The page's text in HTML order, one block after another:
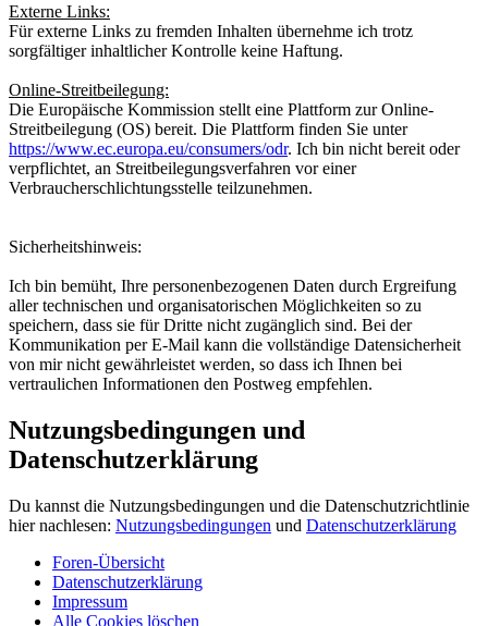
Externe Links:
Für externe Links zu fremden Inhalten übernehme ich trotz
sorgfältiger inhaltlicher Kontrolle keine Haftung.
Online-Streitbeilegung:
Die Europäische Kommission stellt eine Plattform zur Online-
Streitbeilegung (OS) bereit. Die Plattform finden Sie unter
https://www.ec.europa.eu/consumers/odr. Ich bin nicht bereit oder
verpflichtet, an Streitbeilegungsverfahren vor einer
Verbraucherschlichtungsstelle teilzunehmen.
Sicherheitshinweis:
Ich bin bemüht, Ihre personenbezogenen Daten durch Ergreifung
aller technischen und organisatorischen Möglichkeiten so zu
speichern, dass sie für Dritte nicht zugänglich sind. Bei der
Kommunikation per E-Mail kann die vollständige Datensicherheit
von mir nicht gewährleistet werden, so dass ich Ihnen bei
vertraulichen Informationen den Postweg empfehlen.
Nutzungsbedingungen und
Datenschutzerklärung
Du kannst die Nutzungsbedingungen und die Datenschutzrichtlinie
hier nachlesen: Nutzungsbedingungen und Datenschutzerklärung
Foren-Übersicht
Datenschutzerklärung
Impressum
Alle Cookies löschen